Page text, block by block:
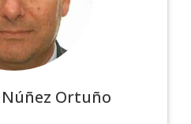
Núñez Ortuño